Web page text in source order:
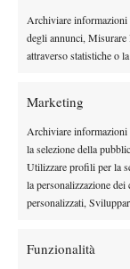
Archiviare informazioni
degli annunci, Misurare
attraverso statistiche o
Marketing
Archiviare informazioni
la selezione della
Utilizzare profili per la
la personalizzazione
personalizzati,
Funzionalità